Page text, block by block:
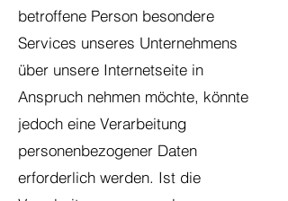
betroffene Person besondere
Services unseres Unternehmens
über unsere Internetseite in
Anspruch nehmen möchte, könnte
jedoch eine Verarbeitung
personenbezogener Daten
erforderlich werden. Ist die